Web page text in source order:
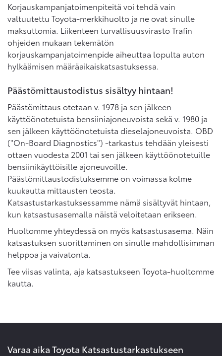
Korjauskampanjatoimenpiteitä voi tehdä vain
valtuutettu Toyota-merkkihuolto ja ne ovat sinulle
maksuttomia. Liikenteen turvallisuusvirasto Trafin
ohjeiden mukaan tekemätön
korjauskampanjatoimenpide aiheuttaa lopulta auton
hylkäämisen määräaikaiskatsastuksessa.
Päästömittaustodistus sisältyy hintaan!
Päästömittaus otetaan v. 1978 ja sen jälkeen
käyttöönotetuista bensiiniajoneuvoista sekä v. 1980 ja
sen jälkeen käyttöönotetuista dieselajoneuvoista. OBD
("On-Board Diagnostics") -tarkastus tehdään yleisesti
ottaen vuodesta 2001 tai sen jälkeen käyttöönotetuille
bensiinikäyttöisille ajoneuvoille.
Päästömittaustodistuksemme on voimassa kolme
kuukautta mittausten teosta.
Katsastustarkastuksessamme nämä sisältyvät hintaan,
kun katsastusasemalla näistä veloitetaan erikseen.
Huoltomme yhteydessä on myös katsastusasema. Näin
katsastuksen suorittaminen on sinulle mahdollisimman
helppoa ja vaivatonta.
Tee viisas valinta, aja katsastukseen Toyota-huoltomme
kautta.
Varaa aika Toyota Katsastustarkastukseen